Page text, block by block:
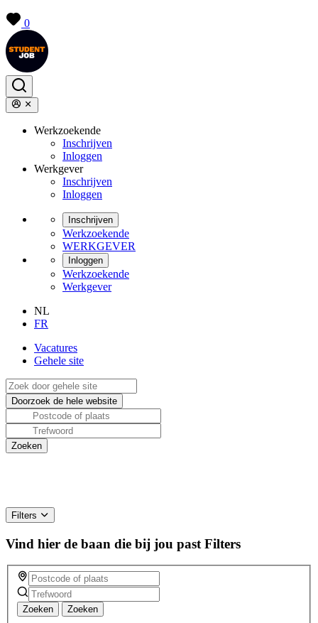
0
Werkzoekende
Inschrijven
Inloggen
Werkgever
Inschrijven
Inloggen
Inschrijven
Werkzoekende
WERKGEVER
Inloggen
Werkzoekende
Werkgever
NL
FR
Vacatures
Gehele site
Filters
Vind hier de baan die bij jou past Filters
Zoeken Zoeken